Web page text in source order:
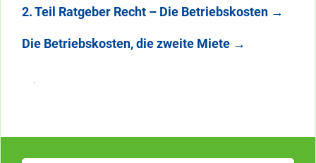
2. Teil Ratgeber Recht – Die Betriebskosten →
Die Betriebskosten, die zweite Miete →